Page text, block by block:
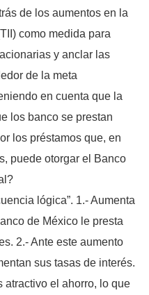
de los aumentos en la
como medida para
y anclar las
de la meta
en cuenta que la
los banco se prestan
los préstamos que, en
puede otorgar el Banco
lógica”. 1.- Aumenta
de México le presta
2.- Ante este aumento
sus tasas de interés.
atractivo el ahorro, lo que